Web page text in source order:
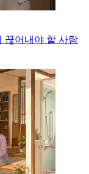
끊어내야 할 사람